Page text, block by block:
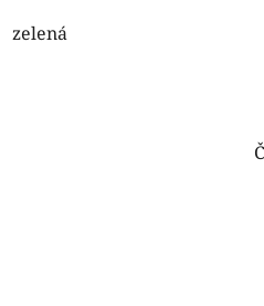
zelená